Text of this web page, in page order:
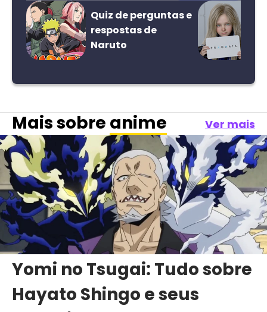
Quiz de perguntas e
respostas de
Naruto
Mais sobre anime Ver mais
Yomi no Tsugai: Tudo sobre
Hayato Shingo e seus